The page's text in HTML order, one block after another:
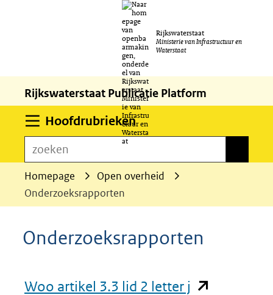
naar
de
inhoud
Rijkswaterstaat
Ministerie van Infrastructuur en
Waterstaat
Rijkswaterstaat Publicatie Platform
HoofdrubriekenUitklappen
zoeken
Homepage
Open overheid
Onderzoeksrapporten
Onderzoeksrapporten
Woo artikel 3.3 lid 2 letter j (opent